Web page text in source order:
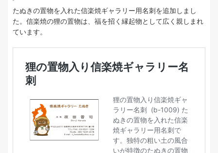
たぬきの置物を入れた信楽焼ギャラリー用名刺を追加しまし
た。信楽焼の狸の置物は、福を招く縁起物として広く親しまれ
ています。